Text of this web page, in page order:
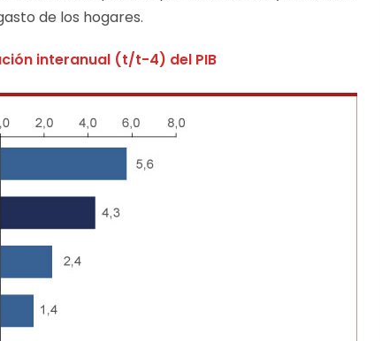
de los hogares.
interanual (t/t-4) del PIB